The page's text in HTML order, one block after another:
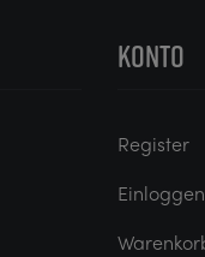
KONTO
Register
Einloggen